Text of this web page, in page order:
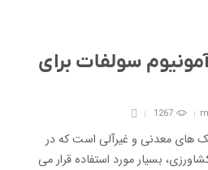
سولفات برای
1267
های معدنی و غیرآلی است که در
بسیار مورد استفاده قرار می